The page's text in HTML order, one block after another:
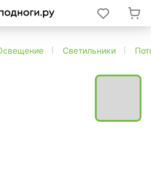
Светильники